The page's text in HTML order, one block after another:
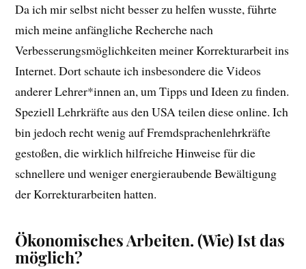
Da ich mir selbst nicht besser zu helfen wusste, führte
mich meine anfängliche Recherche nach
Verbesserungsmöglichkeiten meiner Korrekturarbeit ins
Internet. Dort schaute ich insbesondere die Videos
anderer Lehrer*innen an, um Tipps und Ideen zu finden.
Speziell Lehrkräfte aus den USA teilen diese online. Ich
bin jedoch recht wenig auf Fremdsprachenlehrkräfte
gestoßen, die wirklich hilfreiche Hinweise für die
schnellere und weniger energieraubende Bewältigung
der Korrekturarbeiten hatten.
Ökonomisches Arbeiten. (Wie) Ist das
möglich?